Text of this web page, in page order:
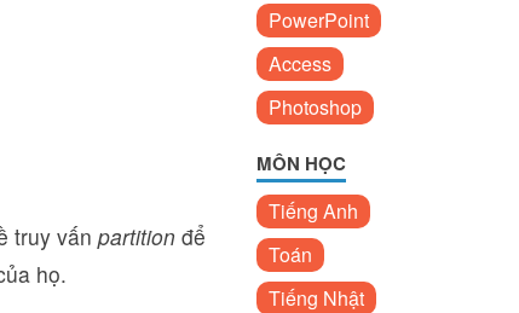
truy vấn partition để
họ.
PowerPoint
Access
Photoshop
MÔN HỌC
Tiếng Anh
Toán
Tiếng Nhật